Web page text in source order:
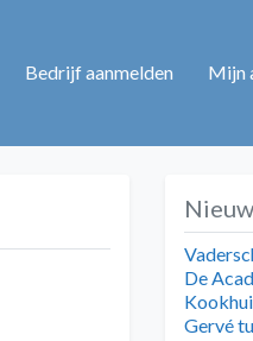
Bedrijf aanmelden Mijn
De
Gervé